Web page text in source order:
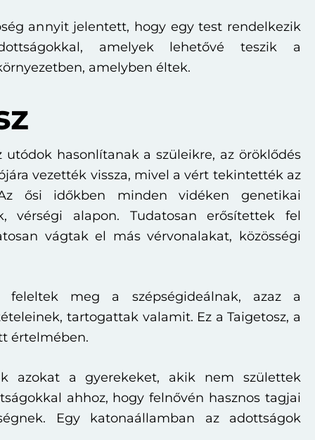
annyit jelentett, hogy egy test rendelkezik
amelyek lehetővé teszik a
amelyben éltek.
utódok hasonlítanak a szüleikre, az öröklődés
vezették vissza, mivel a vért tekintették az
ősi időkben minden vidéken genetikai
vérségi alapon. Tudatosan erősítettek fel
vágtak el más vérvonalakat, közösségi
feleltek meg a szépségideálnak, azaz a
tartogattak valamit. Ez a Taigetosz, a
értelmében.
azokat a gyerekeket, akik nem születtek
ahhoz, hogy felnővén hasznos tagjai
Egy katonaállamban az adottságok